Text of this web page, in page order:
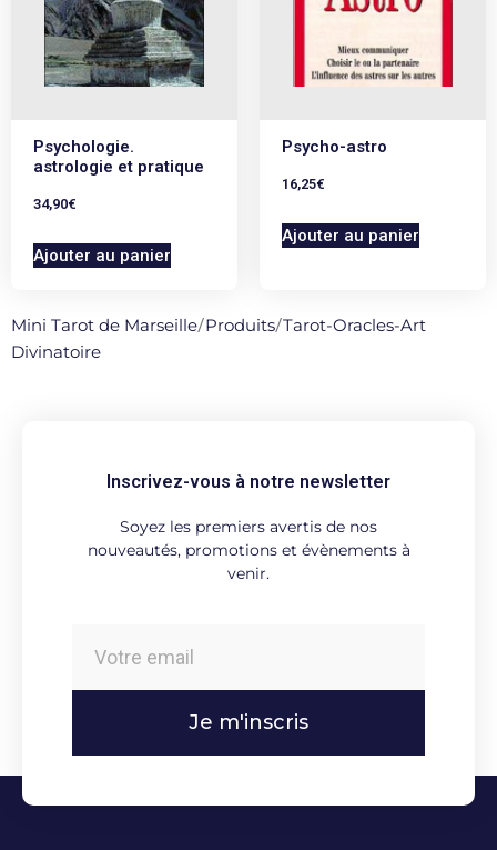
Psychologie.
astrologie et pratique
34,90€
Ajouter au panier
Psycho-astro
16,25€
Ajouter au panier
Mini Tarot de Marseille/Produits/Tarot-Oracles-Art
Divinatoire
Inscrivez-vous à notre newsletter
Soyez les premiers avertis de nos
nouveautés, promotions et évènements à
venir.
Je m'inscris